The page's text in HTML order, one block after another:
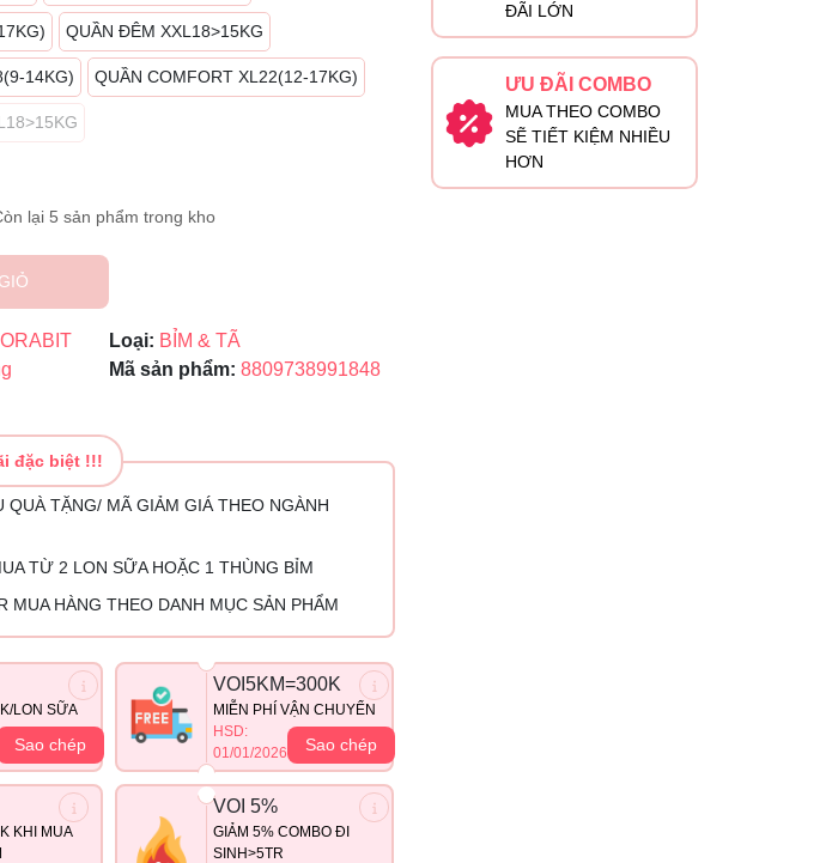
QUẦN ĐÊM XXL18>15KG
14KG) QUẦN COMFORT XL22(12-17KG)
lại 5 sản phẩm trong kho
Loại: BỈM & TÃ
Mã sản phẩm: 8809738991848
đặc biệt !!!
QUÀ TẶNG/ MÃ GIẢM GIÁ THEO NGÀNH
TỪ 2 LON SỮA HOẶC 1 THÙNG BỈM
MUA HÀNG THEO DANH MỤC SẢN PHẨM
LON SỮA
Sao chép
VOI5KM=300K
MIỄN PHÍ VẬN CHUYỂN
HSD:
01/01/2026
Sao chép
KHI MUA
VOI 5%
GIẢM 5% COMBO ĐI
SINH>5TR
ĐÃI LỚN
ƯU ĐÃI COMBO
MUA THEO COMBO
SẼ TIẾT KIỆM NHIỀU
HƠN